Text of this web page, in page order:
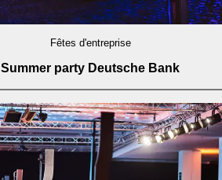
Fêtes d'entreprise
Summer party Deutsche Bank